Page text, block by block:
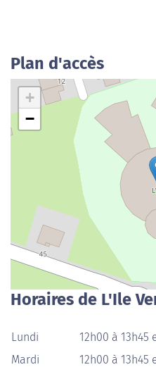
Plan d'accès
+
−
Horaires de L'Ile
Lundi
12h00 à 13h45
Mardi
12h00 à 13h45